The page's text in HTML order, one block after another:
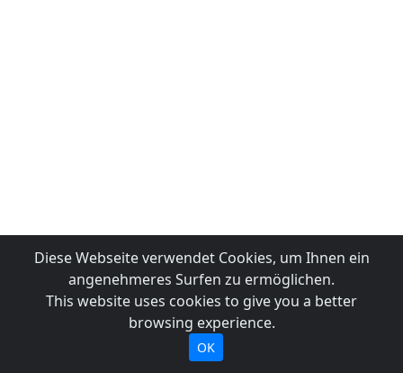
Diese Webseite verwendet Cookies, um Ihnen ein
angenehmeres Surfen zu ermöglichen.
This website uses cookies to give you a better
browsing experience.
OK